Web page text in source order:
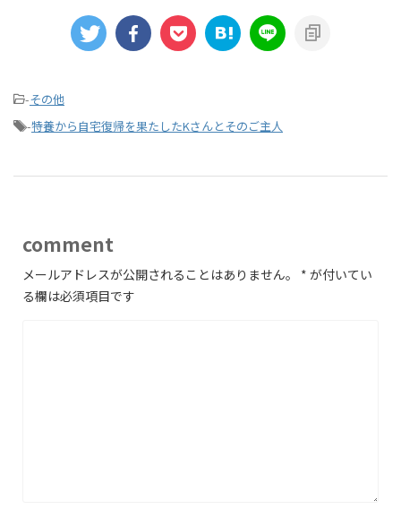
-その他
-特養から自宅復帰を果たしたKさんとそのご主人
comment
メールアドレスが公開されることはありません。 * が付いてい
る欄は必須項目です